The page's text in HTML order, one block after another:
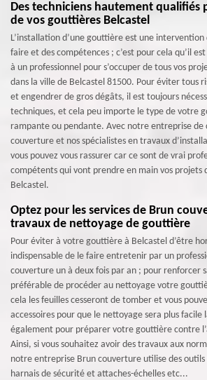
Des techniciens hautement qualifiés
de vos gouttières Belcastel
L’installation d’une gouttière est une
faire et des compétences ; c’est pour cela qu’il
à un professionnel pour s’occuper de tous vos
dans la ville de Belcastel 81500. Pour éviter tous
et engendrer de gros dégâts, il est toujours
techniques, et cela peu importe le type de votre
rampante ou pendante. Avec notre entreprise de
couverture et nos spécialistes en travaux
vous pouvez vous rassurer car ce sont de vrai
compétents qui vont prendre en main vos projets
Belcastel.
Optez pour les services de Brun
travaux de nettoyage de gouttière
Pour éviter à votre gouttière à Belcastel d’être
indispensable de le faire entretenir par un
couverture un à deux fois par an ; pour renforcer
préférable de procéder au nettoyage votre
cela les feuilles cesseront de tomber et vous
accessoires pour que le nettoyage sera plus facile
également pour préparer votre gouttière contre
Ainsi, si vous souhaitez avoir des travaux aux
notre entreprise Brun couverture utilise des
harnais de sécurité et attaches-échelles etc...